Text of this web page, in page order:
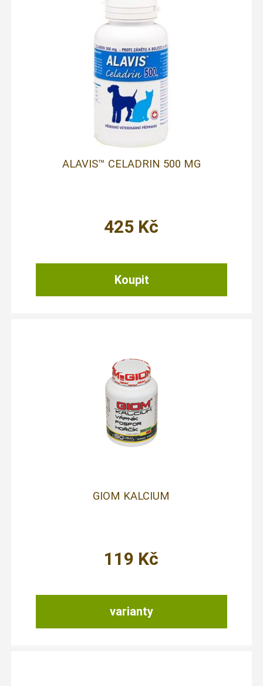
ALAVIS™ CELADRIN 500 MG
425 Kč
GIOM KALCIUM
varianty
119 Kč